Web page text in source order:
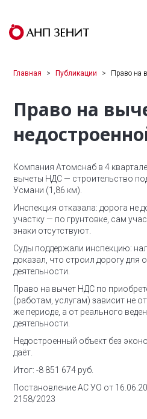
Главная Публикации Право на
Право на
Компания Атомснаб в 4
вычеты НДС — строительство
Усмани (1,86 км).
Инспекция отказала: дорога не
участку — по грунтовке, сам
знаки отсутствуют.
Суды поддержали инспекцию:
доказал, что строил дорогу для
деятельности.
Право на вычет НДС по
(работам, услугам) зависит не
же периоде, а от реального
деятельности.
Недостроенный объект без
даёт.
Итог: -8 851 674 руб.
Постановление АС УО от
2158/2023